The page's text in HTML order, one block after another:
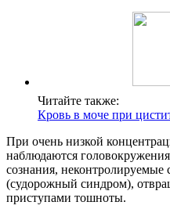
Читайте также:
Кровь в моче при
При очень низкой
наблюдаются
сознания,
(судорожный синдром),
приступами тошноты.